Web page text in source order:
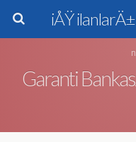
Garanti